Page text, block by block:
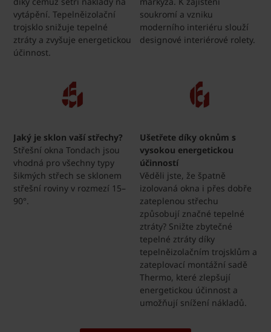
vytápění. Tepelněizolační
trojsklo snižuje tepelné
ztráty a zvyšuje energetickou
účinnost.
soukromí a vzniku
moderního interiéru slouží
designové interiérové rolety.
Jaký je sklon vaší střechy?
Střešní okna Tondach jsou
vhodná pro všechny typy
šikmých střech se sklonem
střešní roviny v rozmezí 15–
90°.
Ušetřete díky oknům s
vysokou energetickou
účinností
Věděli jste, že špatně
izolovaná okna i přes dobře
zateplenou střechu
způsobují značné tepelné
ztráty? Snižte zbytečné
tepelné ztráty díky
tepelněizolačním trojsklům a
zateplovací montážní sadě
Thermo, které zlepšují
energetickou účinnost a
umožňují snížení nákladů.